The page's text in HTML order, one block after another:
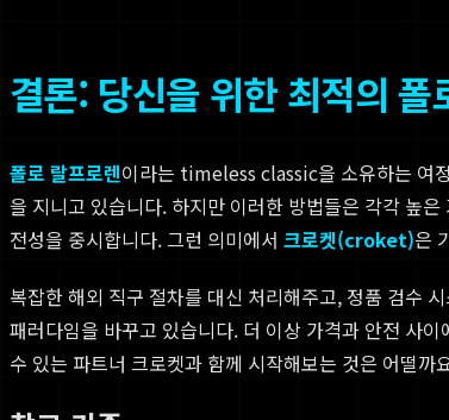
결론: 당신을 위한 최적의
폴로 랄프로렌이라는 timeless classic을 소유하는 여
을 지니고 있습니다. 하지만 이러한 방법들은 각각 높
전성을 중시합니다. 그런 의미에서 크로켓(croket)은
복잡한 해외 직구 절차를 대신 처리해주고, 정품 검수
패러다임을 바꾸고 있습니다. 더 이상 가격과 안전 사
수 있는 파트너 크로켓과 함께 시작해보는 것은 어떨